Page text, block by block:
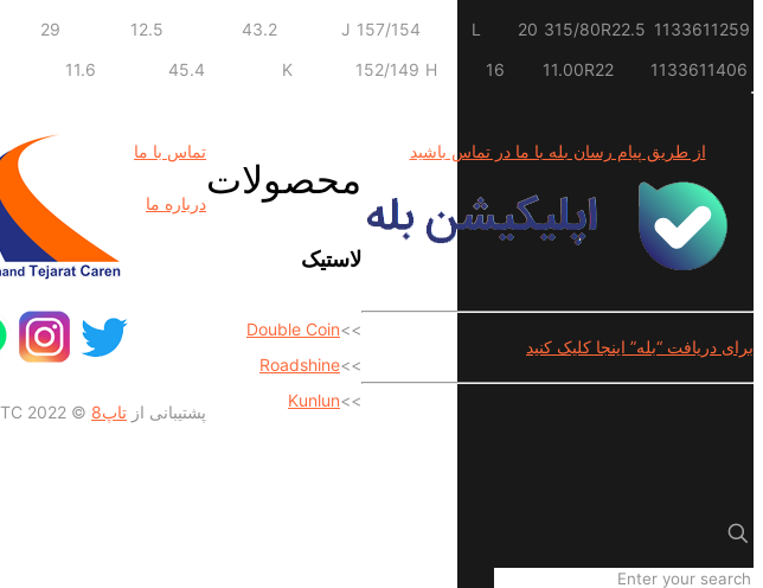
1133611259
315/80R22.5
20
L
157/154
J
43.2
12.5
29
1133611406
11.00R22
16
H
152/149
K
45.4
11.6
از طریق پیام رسان بله با ما در تماس باشید
برای دریافت “بله” اینجا کلیک کنید
محصولات
لاستیک
>>
Double Coin
>>
Roadshine
>>
Kunlun
تماس با ما
درباره ما
پشتیبانی از تاپ8 © 2022 STC سهند تجارت کارن All Rights Reserved